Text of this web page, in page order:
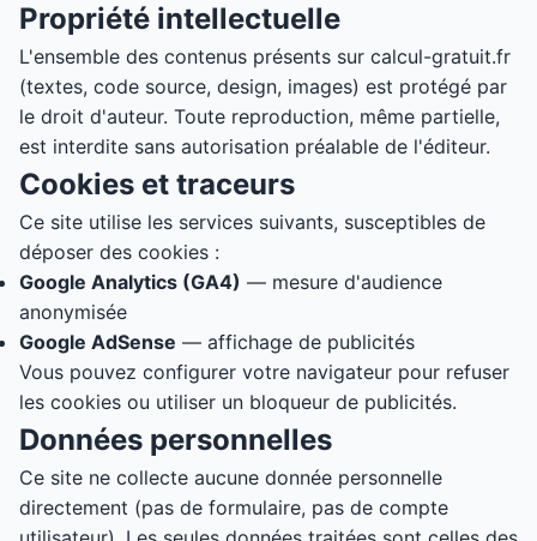
Propriété intellectuelle
L'ensemble des contenus présents sur calcul-gratuit.fr
(textes, code source, design, images) est protégé par
le droit d'auteur. Toute reproduction, même partielle,
est interdite sans autorisation préalable de l'éditeur.
Cookies et traceurs
Ce site utilise les services suivants, susceptibles de
déposer des cookies :
Google Analytics (GA4) — mesure d'audience
anonymisée
Google AdSense — affichage de publicités
Vous pouvez configurer votre navigateur pour refuser
les cookies ou utiliser un bloqueur de publicités.
Données personnelles
Ce site ne collecte aucune donnée personnelle
directement (pas de formulaire, pas de compte